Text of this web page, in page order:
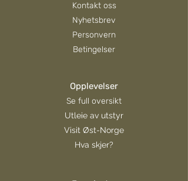
Kontakt oss
Nyhetsbrev
Personvern
Betingelser
Opplevelser
Se full oversikt
Utleie av utstyr
Visit Øst-Norge
Hva skjer?